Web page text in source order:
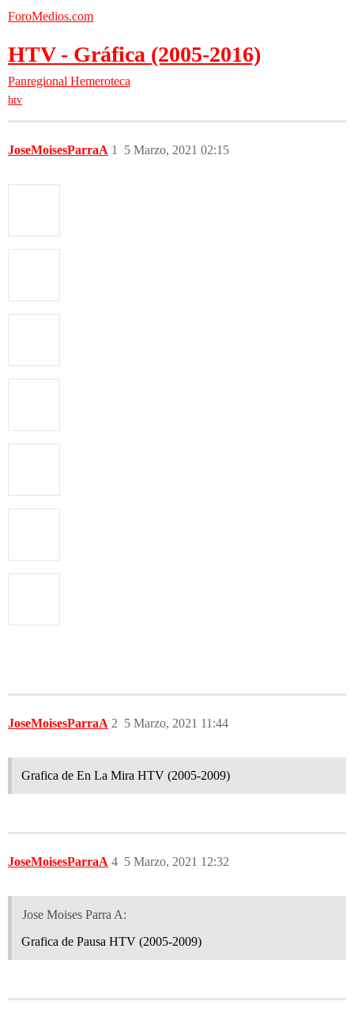
ForoMedios.com
HTV - Gráfica (2005-2016)
Panregional Hemeroteca
htv
JoseMoisesParraA 5 Marzo, 2021 02:15
1
JoseMoisesParraA 5 Marzo, 2021 11:44
2
Grafica de En La Mira HTV (2005-2009)
JoseMoisesParraA 5 Marzo, 2021 12:32
4
Jose Moises Parra A:
Grafica de Pausa HTV (2005-2009)